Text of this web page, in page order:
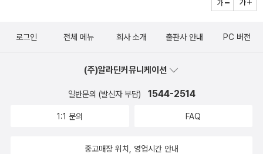
다. 실제로 번아웃을 극복한 이들은 놀랍게도 모두 분야나 이력에
단계를 뛰어넘는 경우는 없었다고 한다. . 번아웃 회복작업은 다
에서 자신의 역량과 자질, 가치관, 업무 수행의 즐거움 등을 기반
으로 어느 정도의 성장을 실현할 때. - 집단 차원에서 사내 몇몇
가는 환경 속에서도 회사의 자원을 보호하는 법에 대해 배워야 한
다른 세상에서 다른 사람들과의 다른 이야기를 나눌 것을 스스로
반’과 같은 지침이 있기는 하지만, 언제나 정답은 내 안에 있는
만 그 쉬운 답을 찾기 위해서 돌고 도는 일이 지금 오춘기에 접어
든 사람들이 겪고 있는 일인 셈이다.번아웃을 겪고 있는 또는 그
런 징후가 보이는 분들께 이 책 자체를 추천하지는 않는다. 다만,
자신이 생각할 수 있는 환경을 우선 바꾸기를 추천한다. 그러고
일에 지친 상태라는 것을 어떻게 확인할 수 있을까? 수시로 경쟁
일에 몰두했는데, 이제 어떻게 하면 직무의 탄력성을 회복할 수
수 있는 방법은 무엇일까? 근로자들의 진로를 안정적으로 만들
어 주면서도 그들의 동기나 의욕을 조직에 부합하는 방향으로 맞
춰 나가는 방법은 무엇일까? 19 우리가 시간을 다스릴 수는 없
을 따라 살아가는 것뿐이다. 얼마 전 겪은 시련이나 경험을 통하
로그인 전체 메뉴 회사 소개 출판사 안내 PC 버전
(주)알라딘커뮤니케이션
일반문의 (발신자 부담) 1544-2514
1:1 문의 FAQ
중고매장 위치, 영업시간 안내